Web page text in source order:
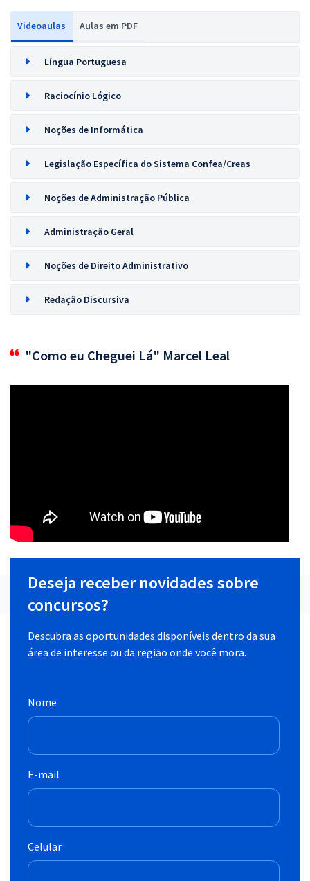
Videoaulas Aulas em PDF
Língua Portuguesa
Raciocínio Lógico
Noções de Informática
Legislação Específica do Sistema Confea/Creas
Noções de Administração Pública
Administração Geral
Noções de Direito Administrativo
Redação Discursiva
"Como eu Cheguei Lá" Marcel Leal
Deseja receber novidades sobre
concursos?
Descubra as oportunidades disponíveis dentro da sua
área de interesse ou da região onde você mora.
Nome
E-mail
Celular